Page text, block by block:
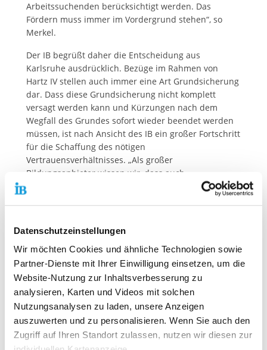
Datenschutzeinstellungen
Wir möchten Cookies und ähnliche Technologien sowie
Partner-Dienste mit Ihrer Einwilligung einsetzen, um die
Website-Nutzung zur Inhaltsverbesserung zu
analysieren, Karten und Videos mit solchen
Nutzungsanalysen zu laden, unsere Anzeigen
auszuwerten und zu personalisieren. Wenn Sie auch den
Zugriff auf Ihren Standort zulassen, nutzen wir diesen zur
Arbeitssuchenden berücksichtigt werden. Das
Fördern muss immer im Vordergrund stehen“, so
Merkel.
Der IB begrüßt daher die Entscheidung aus
Karlsruhe ausdrücklich. Bezüge im Rahmen von
Hartz IV stellen auch immer eine Art Grundsicherung
dar. Dass diese Grundsicherung nicht komplett
versagt werden kann und Kürzungen nach dem
Wegfall des Grundes sofort wieder beendet werden
müssen, ist nach Ansicht des IB ein großer Fortschritt
für die Schaffung des nötigen
Vertrauensverhältnisses. „Als großer
Bildungsanbieter wissen wir, dass auch
Fördermaßnahmen immer individuell angepasst
werden müssen“, bestätigt Petra Merkel. „Das heißt,
müssen, warum aus Sicht der Mitarbeiter*innen der
Bundesagentur für Arbeit eine Kürzung des
Arbeitslosengeld II in Frage kommt. In vielen Fällen
kann man die Förderangebote sicher so gestalten,
dass sie auch angenommen werden. Der IB steht als
Ansprechpartner auch in diesem Bereich gerne zur
Verfügung“, so Merkel.